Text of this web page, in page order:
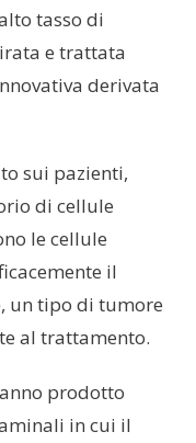
tasso di
e trattata
derivata
sui pazienti,
di cellule
le cellule
il
un tipo di tumore
al trattamento.
prodotto
in cui il